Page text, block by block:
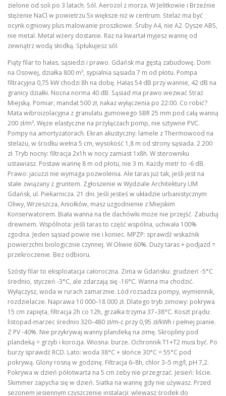
zielone od soli po 3 latach. Sól. Aerozol z morza. W Jelitkowie i Brzeźnie
stężenie NaCl w powietrzu 5x większe niż w centrum. Stelaż ma być
ocynk ogniowy plus malowanie proszkowe. Śruby A4, nie A2. Dysze ABS,
nie metal. Metal wżery dostanie. Raz na kwartał myjesz wannę od
zewnątrz wodą słodką. Spłukujesz sól.
Piąty filar to hałas, sąsiedzi i prawo. Gdańsk ma gęstą zabudowę. Dom
na Osowej, działka 800 m², sypialnia sąsiada 7 m od płotu. Pompa
filtracyjna 0,75 kW chodzi 8h na dobę. Hałas 54 dB przy wannie, 42 dB na
granicy działki. Nocna norma 40 dB. Sąsiad ma prawo wezwać Straż
Miejską. Pomiar, mandat 500 zł, nakaz wyłączenia po 22:00. Co robić?
Mata wibroizolacyjna z granulatu gumowego SBR 25 mm pod całą wanną
200 zł/m². Węże elastyczne na przyłączach pomp, nie sztywne PVC.
Pompy na amortyzatorach. Ekran akustyczny: lamele z Thermowood na
stelażu, w środku wełna 5 cm, wysokość 1,8 m od strony sąsiada. 2 200
zł. Tryb nocny: filtracja 2x1h w nocy zamiast 1x8h. W sterowniku
ustawiasz. Postaw wannę 8 m od płotu, nie 3 m. Każdy metr to -6 dB.
Prawo: jacuzzi nie wymaga pozwolenia. Ale taras już tak, jeśli jest na
stałe związany z gruntem. Zgłoszenie w Wydziale Architektury UM
Gdańsk, ul. Piekarnicza. 21 dni. Jeśli jesteś w układzie urbanistycznym
Oliwy, Wrzeszcza, Aniołków, masz uzgodnienie z Miejskim
Konserwatorem. Biała wanna na tle dachówki może nie przejść. Zabuduj
drewnem. Wspólnota: jeśli taras to część wspólna, uchwała 100%
zgodna. Jeden sąsiad powie nie i koniec. MPZP: sprawdź wskaźnik
powierzchni biologicznie czynnej. W Oliwie 60%. Duży taras + podjazd =
przekroczenie. Bez odbioru.
Szósty filar to eksploatacja całoroczna. Zima w Gdańsku: grudzień -5°C
średnio, styczeń -3°C, ale zdarzają się -16°C. Wanna ma chodzić.
Wyłączysz, woda w rurach zamarznie. Lód rozsadza pompy, wymiennik,
rozdzielacze. Naprawa 10 000–18 000 zł. Dlatego tryb zimowy: pokrywa
15 cm zapięta, filtracja 2h co 12h, grzałka trzyma 37–38°C. Koszt prądu:
listopad-marzec średnio 320–480 zł/m-c przy 0,95 zł/kWh i pełnej pianie.
Z PV -40%. Nie przykrywaj wanny plandeką na zimę. Skropliny pod
plandeką = grzyb i korozja. Wiosna: burze. Ochronnik T1+T2 musi być. Po
burzy sprawdź RCD. Lato: woda 38°C + słońce 30°C = 55°C pod
pokrywą. Glony rosną w godzinę. Filtracja 6–8h, chlor 3–5 mg/l, pH 7,2.
Pokrywa w dzień półotwarta na 5 cm żeby nie przegrzać. Jesień: liście.
Skimmer zapycha się w dzień. Siatka na wannę gdy nie używasz. Przed
sezonem jesiennym czyszczenie instalacji: wlewasz środek do